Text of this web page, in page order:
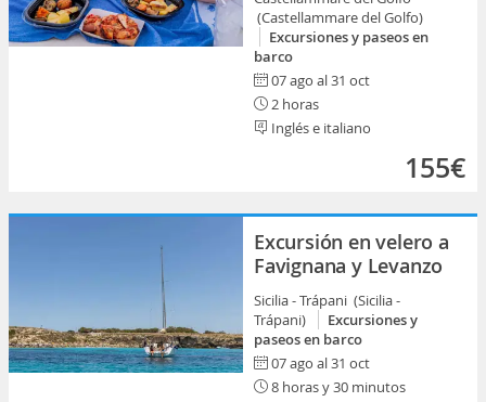
(Castellammare del Golfo)
Excursiones y paseos en
barco
07 ago al 31 oct
2 horas
Inglés e italiano
155€
Excursión en velero a
Favignana y Levanzo
Sicilia - Trápani (Sicilia -
Trápani)
Excursiones y
paseos en barco
07 ago al 31 oct
8 horas y 30 minutos